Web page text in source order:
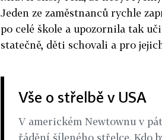
Jeden ze zaměstnanců rychle
po celé škole a upozornila tak
statečně, děti schovali a pro
Vše o střelbě v USA
V americkém Newtownu v
řádění šíleného střelce. Kdo